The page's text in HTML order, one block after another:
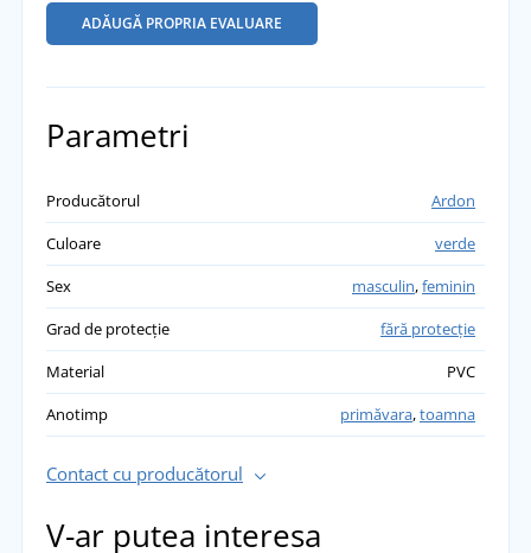
ADĂUGĂ PROPRIA EVALUARE
Parametri
Producătorul
Ardon
Culoare
verde
Sex
masculin,feminin
Grad de protecție
fără protecție
Material
PVC
Anotimp
primăvara,toamna
Contact cu producătorul
V-ar putea interesa